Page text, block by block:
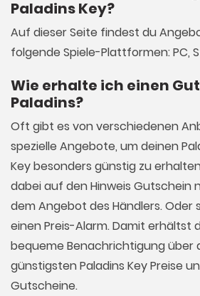
Paladins Key?
Auf dieser Seite findest du
folgende Spiele-Plattformen: PC,
Wie erhalte ich einen
Paladins?
Oft gibt es von verschiedenen
spezielle Angebote, um deinen
Key besonders günstig zu
dabei auf den Hinweis Gutschein
dem Angebot des Händlers. Oder
einen Preis-Alarm. Damit erhältst
bequeme Benachrichtigung über
günstigsten Paladins Key Preise
Gutscheine.